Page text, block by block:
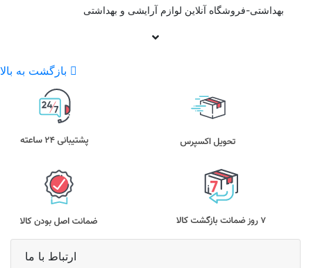
بهداشتی-فروشگاه آنلاین لوازم آرایشی و بهداشتی
بازگشت به بالا
ارتباط با ما